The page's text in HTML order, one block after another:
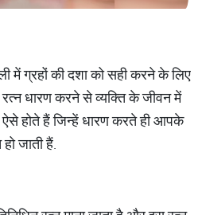
में ग्रहों की ​दशा को सही करने के लिए
रत्न धारण करने से व्यक्ति के जीवन में
होते हैं जिन्हें धारण करते ही आपके
जाती हैं.